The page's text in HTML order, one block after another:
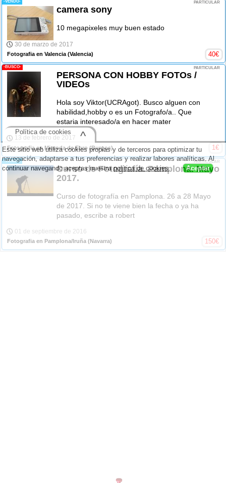
-VENDO- PARTICULAR
camera sony
10 megapixeles muy buen estado
30 de marzo de 2017
Fotografia en Valencia (Valencia) 40€
-BUSCO- PARTICULAR
PERSONA CON HOBBY FOTOs /
VIDEOs
Hola soy Viktor(UCRAgot). Busco alguen con
habilidad,hobby o es un Fotografo/a.. Que
estaria interesado/a en hacer mater
13 de febrero de 2017
Fotografia en Miranda de Ebro (Burgos) 1€
-VENDO- PARTICULAR
Curso de Fotografía. Pamplona. Mayo
2017.
Curso de fotografía en Pamplona. 26 a 28 Mayo
de 2017. Si no te viene bien la fecha o ya ha
pasado, escribe a robert
01 de septiembre de 2016
Fotografia en Pamplona/Iruña (Navarra) 150€
Este sitio web utiliza cookies propias y de terceros para optimizar tu
navegación, adaptarse a tus preferencias y realizar labores analíticas. Al
continuar navegando aceptas nuestrapolítica de cookies. Aceptar
Política de cookies ^